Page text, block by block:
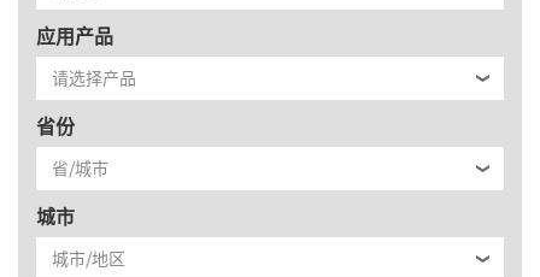
应用产品
省份
城市